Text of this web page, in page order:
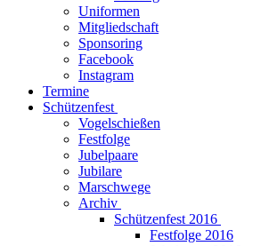
Uniformen
Mitgliedschaft
Sponsoring
Facebook
Instagram
Termine
Schützenfest
Vogelschießen
Festfolge
Jubelpaare
Jubilare
Marschwege
Archiv
Schützenfest 2016
Festfolge 2016